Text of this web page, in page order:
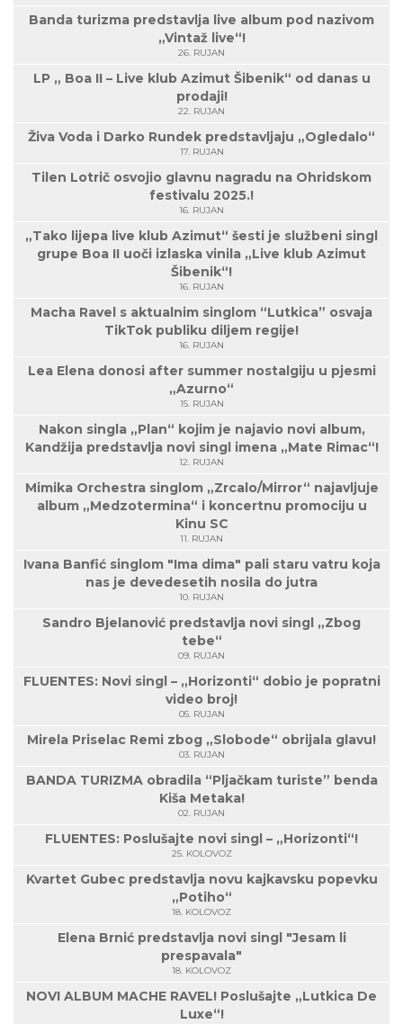
Banda turizma predstavlja live album pod nazivom
„Vintaž live“!
26. RUJAN
LP „ Boa II – Live klub Azimut Šibenik“ od danas u
prodaji!
22. RUJAN
Živa Voda i Darko Rundek predstavljaju „Ogledalo“
17. RUJAN
Tilen Lotrič osvojio glavnu nagradu na Ohridskom
festivalu 2025.!
16. RUJAN
„Tako lijepa live klub Azimut“ šesti je službeni singl
grupe Boa II uoči izlaska vinila „Live klub Azimut
Šibenik“!
16. RUJAN
Macha Ravel s aktualnim singlom “Lutkica” osvaja
TikTok publiku diljem regije!
16. RUJAN
Lea Elena donosi after summer nostalgiju u pjesmi
„Azurno“
15. RUJAN
Nakon singla „Plan“ kojim je najavio novi album,
Kandžija predstavlja novi singl imena „Mate Rimac“!
12. RUJAN
Mimika Orchestra singlom „Zrcalo/Mirror“ najavljuje
album „Medzotermina“ i koncertnu promociju u
Kinu SC
11. RUJAN
Ivana Banfić singlom "Ima dima" pali staru vatru koja
nas je devedesetih nosila do jutra
10. RUJAN
Sandro Bjelanović predstavlja novi singl „Zbog
tebe“
09. RUJAN
FLUENTES: Novi singl – „Horizonti“ dobio je popratni
video broj!
05. RUJAN
Mirela Priselac Remi zbog „Slobode“ obrijala glavu!
03. RUJAN
BANDA TURIZMA obradila “Pljačkam turiste” benda
Kiša Metaka!
02. RUJAN
FLUENTES: Poslušajte novi singl – „Horizonti“!
25. KOLOVOZ
Kvartet Gubec predstavlja novu kajkavsku popevku
„Potiho“
18. KOLOVOZ
Elena Brnić predstavlja novi singl "Jesam li
prespavala"
18. KOLOVOZ
NOVI ALBUM MACHE RAVEL! Poslušajte „Lutkica De
Luxe“!